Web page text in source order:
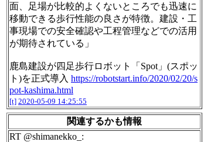
面、足場が比較的よくないところでも迅速に
移動できる歩行性能の良さが特徴。建設・工
事現場での安全確認や工程管理などでの活用
が期待されている」
鹿島建設が四足歩行ロボット「Spot」(スポッ
ト)を正式導入 https://robotstart.info/2020/02/20/s
pot-kashima.html
[t] 2020-05-09 14:25:55
関連するかも情報
RT @shimanekko_: